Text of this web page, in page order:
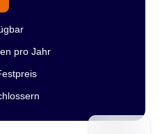
pro Jahr